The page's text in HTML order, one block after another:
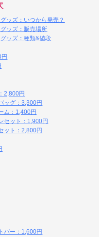
ッズ：いつから発売？
ッズ：販売場所
ッズ：種類&値段
2,800円
ッグ：3,300円
ム：1,400円
セット：1,900円
ット：2,800円
バー：1,600円